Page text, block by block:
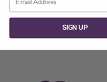
SIGN UP